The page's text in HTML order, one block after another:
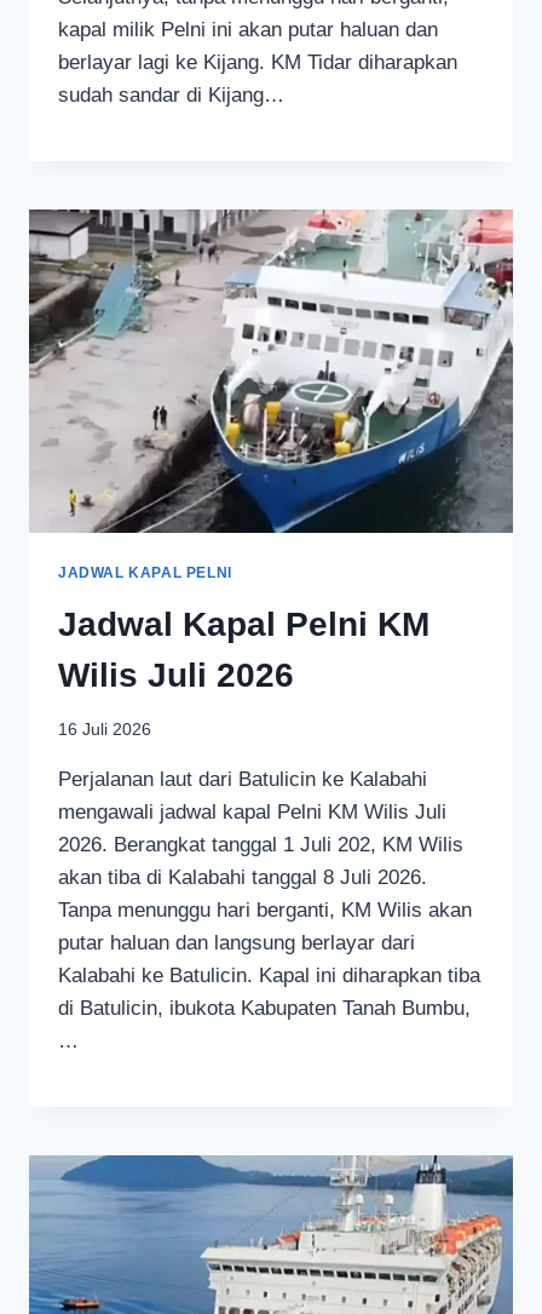
kapal milik Pelni ini akan putar haluan dan
berlayar lagi ke Kijang. KM Tidar diharapkan
sudah sandar di Kijang…
JADWAL KAPAL PELNI
Jadwal Kapal Pelni KM
Wilis Juli 2026
16 Juli 2026
Perjalanan laut dari Batulicin ke Kalabahi
mengawali jadwal kapal Pelni KM Wilis Juli
2026. Berangkat tanggal 1 Juli 202, KM Wilis
akan tiba di Kalabahi tanggal 8 Juli 2026.
Tanpa menunggu hari berganti, KM Wilis akan
putar haluan dan langsung berlayar dari
Kalabahi ke Batulicin. Kapal ini diharapkan tiba
di Batulicin, ibukota Kabupaten Tanah Bumbu,
…